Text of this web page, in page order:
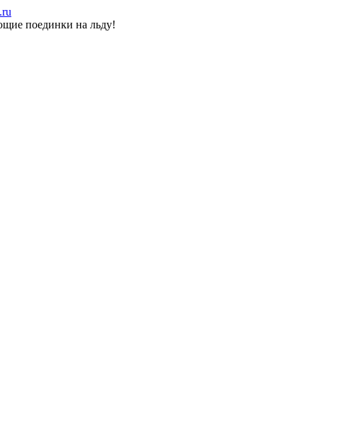
поединки на льду!